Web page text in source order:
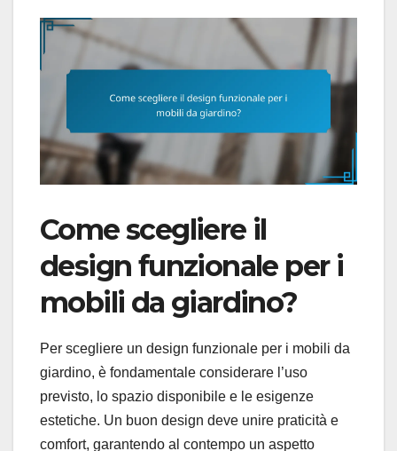
Come scegliere il
design funzionale per i
mobili da giardino?
Per scegliere un design funzionale per i mobili da
giardino, è fondamentale considerare l’uso
previsto, lo spazio disponibile e le esigenze
estetiche. Un buon design deve unire praticità e
comfort, garantendo al contempo un aspetto